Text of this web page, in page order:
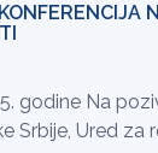
godine Na
Srbije, Ured za